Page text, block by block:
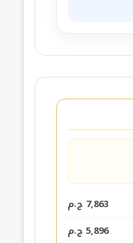
7,863 ج.م
5,896 ج.م